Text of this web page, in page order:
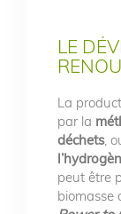
LE
La
par la
déchets,
peut être
biomasse